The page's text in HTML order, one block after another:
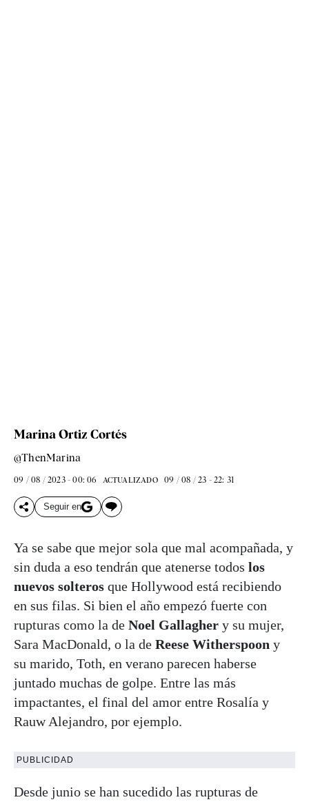
Marina Ortiz Cortés
@ThenMarina
09 / 08 / 2023 - 00: 06 ACTUALIZADO 09 / 08 / 23 - 22: 31
Seguir en
Ya se sabe que mejor sola que mal acompañada, y
sin duda a eso tendrán que atenerse todos los
nuevos solteros que Hollywood está recibiendo
en sus filas. Si bien el año empezó fuerte con
rupturas como la de Noel Gallagher y su mujer,
Sara MacDonald, o la de Reese Witherspoon y
su marido, Toth, en verano parecen haberse
juntado muchas de golpe. Entre las más
impactantes, el final del amor entre Rosalía y
Rauw Alejandro, por ejemplo.
PUBLICIDAD
Desde junio se han sucedido las rupturas de